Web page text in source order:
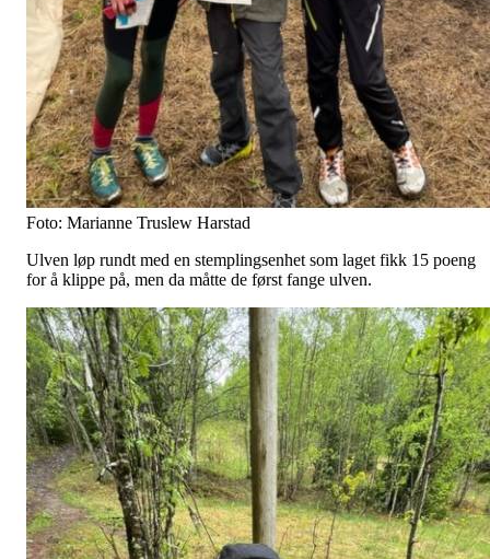
Foto: Marianne Truslew Harstad
Ulven løp rundt med en stemplingsenhet som laget fikk 15 poeng
for å klippe på, men da måtte de først fange ulven.